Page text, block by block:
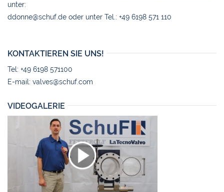
unter:
ddonne@schuf.de oder unter Tel.: +49 6198 571 110
KONTAKTIEREN SIE UNS!
Tel: +49 6198 571100
E-mail: valves@schuf.com
VIDEOGALERIE